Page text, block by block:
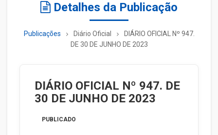
Detalhes da Publicação
Publicações Diário Oficial
DIÁRIO OFICIAL Nº 947.
DE 30 DE JUNHO DE 2023
DIÁRIO OFICIAL Nº 947. DE
30 DE JUNHO DE 2023
PUBLICADO